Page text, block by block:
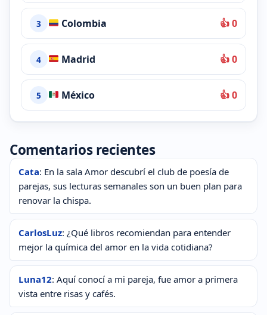
3 Colombia 👍 0
4 Madrid 👍 0
5 México 👍 0
Comentarios recientes
Cata: En la sala Amor descubrí el club de poesía de
parejas, sus lecturas semanales son un buen plan para
renovar la chispa.
CarlosLuz: ¿Qué libros recomiendan para entender
mejor la química del amor en la vida cotidiana?
Luna12: Aquí conocí a mi pareja, fue amor a primera
vista entre risas y cafés.